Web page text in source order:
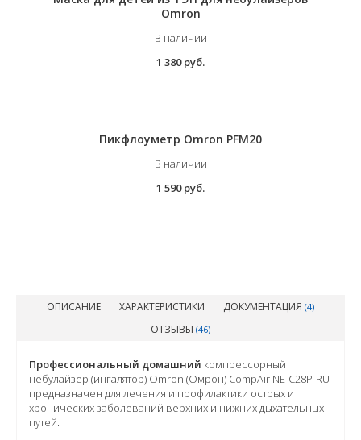
Omron
В наличии
1 380 руб.
Пикфлоуметр Omron PFM20
В наличии
1 590 руб.
ОПИСАНИЕ ХАРАКТЕРИСТИКИ ДОКУМЕНТАЦИЯ (4)
ОТЗЫВЫ (46)
Профессиональный домашний компрессорный
небулайзер (ингалятор) Omron (Омрон) CompAir NE-C28P-RU
предназначен для лечения и профилактики острых и
хронических заболеваний верхних и нижних дыхательных
путей.